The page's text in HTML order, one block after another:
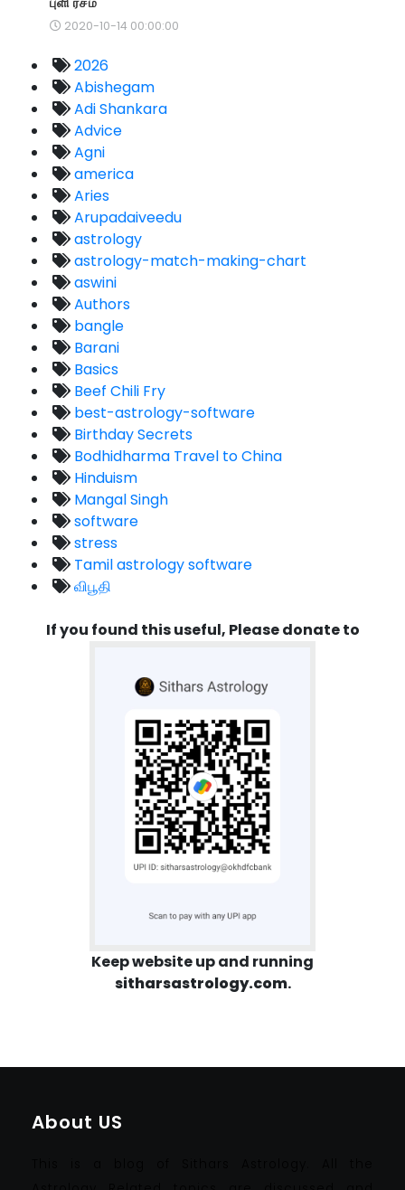
2020-10-14 00:00:00
2026
Abishegam
Adi Shankara
Advice
Agni
america
Aries
Arupadaiveedu
astrology
astrology-match-making-chart
aswini
Authors
bangle
Barani
Basics
Beef Chili Fry
best-astrology-software
Birthday Secrets
Bodhidharma Travel to China
Hinduism
Mangal Singh
software
stress
Tamil astrology software
விபூதி
If you found this useful, Please donate to
Keep website up and running
sitharsastrology.com.
About US